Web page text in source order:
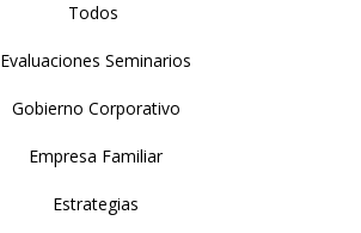
Todos
Evaluaciones Seminarios
Gobierno Corporativo
Empresa Familiar
Estrategias